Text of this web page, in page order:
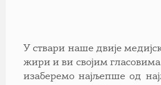
У ствари наше двије
жири и ви својим
изаберемо најљепше од